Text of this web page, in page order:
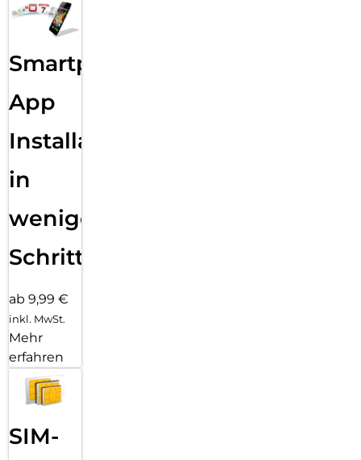
Smartphone
App
Installation
in
wenigen
Schritten
ab 9,99 €
inkl. MwSt.
Mehr
erfahren
SIM-